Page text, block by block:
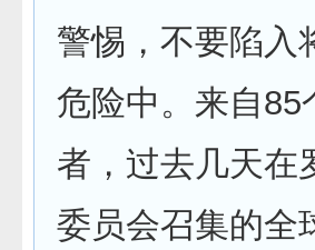
警惕，不要陷入
危险中。来自85
者，过去几天在
委员会召集的全